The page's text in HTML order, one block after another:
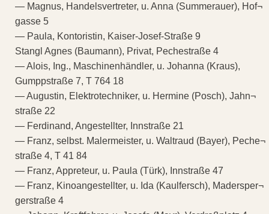
— Magnus, Handelsvertreter, u. Anna (Summerauer), Hof¬
gasse 5
— Paula, Kontoristin, Kaiser-Josef-Straße 9
Stangl Agnes (Baumann), Privat, Pechestraße 4
— Alois, Ing., Maschinenhändler, u. Johanna (Kraus),
Gumppstraße 7, T 764 18
— Augustin, Elektrotechniker, u. Hermine (Posch), Jahn¬
straße 22
— Ferdinand, Angestellter, Innstraße 21
— Franz, selbst. Malermeister, u. Waltraud (Bayer), Peche¬
straße 4, T 41 84
— Franz, Appreteur, u. Paula (Türk), Innstraße 47
— Franz, Kinoangestellter, u. Ida (Kaulfersch), Madersper¬
gerstraße 4